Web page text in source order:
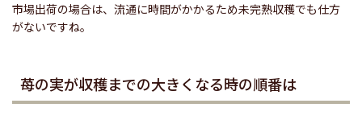
市場出荷の場合は、流通に時間がかかるため未完熟収穫でも仕方
がないですね。
苺の実が収穫までの大きくなる時の順番は